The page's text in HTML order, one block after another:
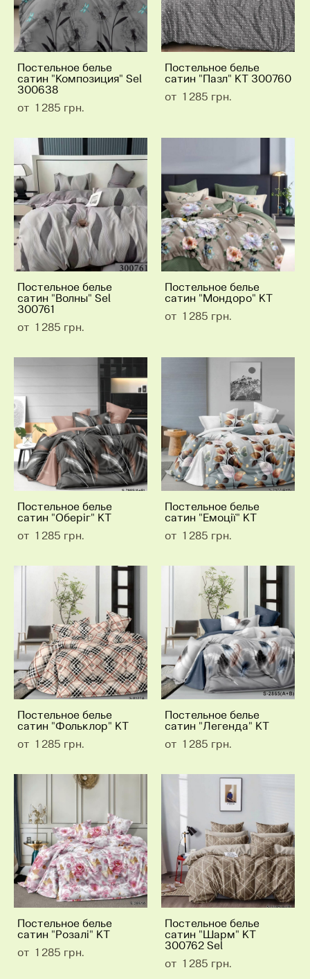
Постельное белье
сатин "Композиция" Sel
300638
от 1 285 грн.
Постельное белье
сатин "Пазл" КТ 300760
от 1 285 грн.
Постельное белье
сатин "Волны" Sel
300761
от 1 285 грн.
Постельное белье
сатин "Мондоро" КТ
от 1 285 грн.
Постельное белье
сатин "Оберіг" КТ
от 1 285 грн.
Постельное белье
сатин "Емоції" КТ
от 1 285 грн.
Постельное белье
сатин "Фольклор" КТ
от 1 285 грн.
Постельное белье
сатин "Легенда" КТ
от 1 285 грн.
Постельное белье
сатин "Розалі" КТ
от 1 285 грн.
Постельное белье
сатин "Шарм" КТ
300762 Sel
от 1 285 грн.